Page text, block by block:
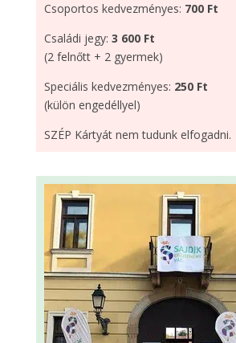
Csoportos kedvezményes: 700 Ft
Családi jegy: 3 600 Ft
(2 felnőtt + 2 gyermek)
Speciális kedvezményes: 250 Ft
(külön engedéllyel)
SZÉP Kártyát nem tudunk elfogadni.